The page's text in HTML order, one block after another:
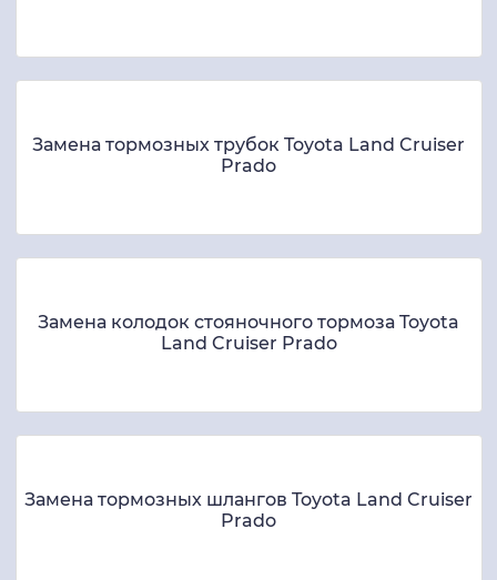
Замена тормозных трубок Toyota Land Cruiser
Prado
Замена колодок стояночного тормоза Toyota
Land Cruiser Prado
Замена тормозных шлангов Toyota Land Cruiser
Prado